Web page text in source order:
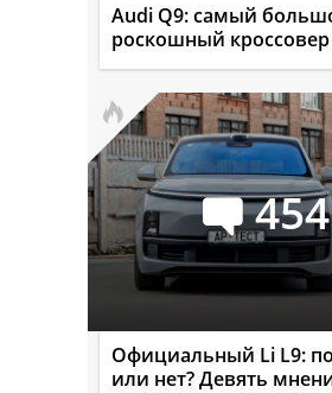
Audi Q9: самый
роскошный
454
Официальный Li L9:
или нет? Девять